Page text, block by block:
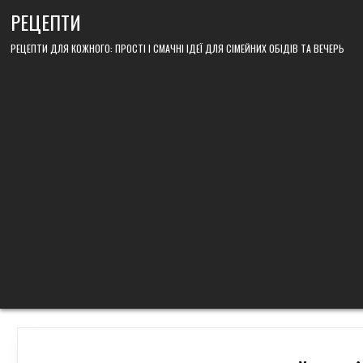
РЕЦЕПТИ
РЕЦЕПТИ ДЛЯ КОЖНОГО: ПРОСТІ І СМАЧНІ ІДЕЇ ДЛЯ СІМЕЙНИХ ОБІДІВ ТА ВЕЧЕРЬ